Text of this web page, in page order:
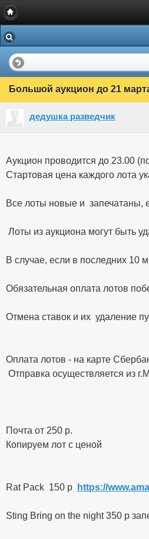
Большой аукцион до 21
дедушка разведчик
Аукцион проводится до 23.00
Стартовая цена каждого лота
Все лоты новые и запечатаны,
Лоты из аукциона могут быть
В случае, если в последних 10
Обязательная оплата лотов
Отмена ставок и их удаление
Оплата лотов - на карте
Отправка осуществляется из
Почта от 250 р.
Копируем лот с ценой
Rat Pack 150 р https://
Sting Bring on the night 350 р